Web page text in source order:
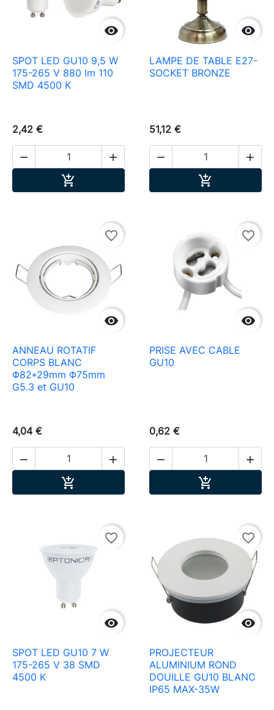

SPOT LED GU10 9,5 W
175-265 V 880 lm 110
SMD 4500 K
2,42 €
 


LAMPE DE TABLE E27-
SOCKET BRONZE
51,12 €
 


favorite_border
ANNEAU ROTATIF
CORPS BLANC
Φ82*29mm Φ75mm
G5.3 et GU10
4,04 €
 


favorite_border
PRISE AVEC CABLE
GU10
0,62 €
 


favorite_border
SPOT LED GU10 7 W
175-265 V 38 SMD
4500 K

favorite_border
PROJECTEUR
ALUMINIUM ROND
DOUILLE GU10 BLANC
IP65 MAX-35W